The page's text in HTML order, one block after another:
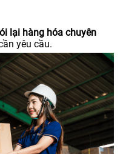
lại hàng hóa chuyên
yêu cầu.